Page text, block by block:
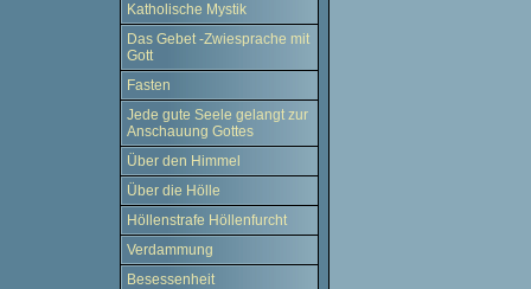
Katholische Mystik
Das Gebet -Zwiesprache mit
Gott
Fasten
Jede gute Seele gelangt zur
Anschauung Gottes
Über den Himmel
Über die Hölle
Höllenstrafe Höllenfurcht
Verdammung
Besessenheit